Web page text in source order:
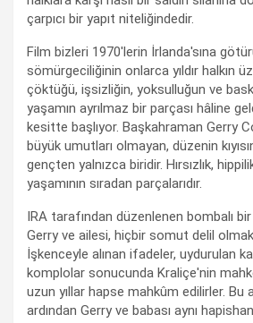
çarpıcı bir yapıt niteliğindedir.
Film bizleri 1970'lerin İrlanda'sına
sömürgeciliğinin onlarca yıldır halkın
çöktüğü, işsizliğin, yoksulluğun ve
yaşamın ayrılmaz bir parçası hâline
kesitte başlıyor. Başkahraman Gerry
büyük umutları olmayan, düzenin
gençten yalnızca biridir. Hırsızlık,
yaşamının sıradan parçalarıdır.
IRA tarafından düzenlenen bombalı
Gerry ve ailesi, hiçbir somut delil
İşkenceyle alınan ifadeler, uydurulan
komplolar sonucunda Kraliçe'nin
uzun yıllar hapse mahkûm edilirler. Bu
ardından Gerry ve babası aynı